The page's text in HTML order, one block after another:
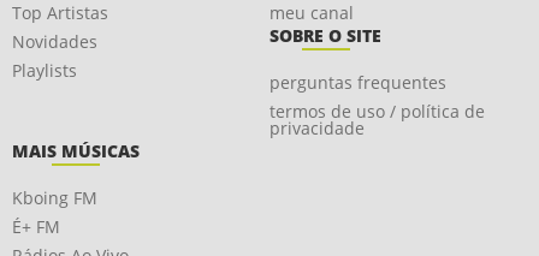
Top Artistas
Novidades
Playlists
meu canal
SOBRE O SITE
perguntas frequentes
termos de uso / política de
privacidade
MAIS MÚSICAS
Kboing FM
É+ FM